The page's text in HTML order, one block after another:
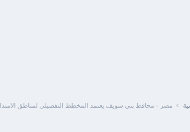
مصر - محافظ بني سويف يعتمد المخطط التفصيلي لمناطق